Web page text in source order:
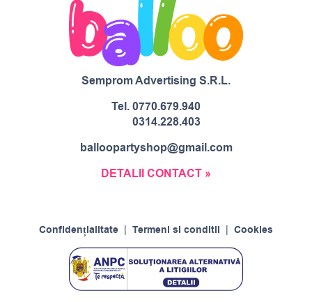
Semprom Advertising S.R.L.
Tel.0770.679.940
0314.228.403
balloopartyshop@gmail.com
DETALII CONTACT »
Confidențialitate Termeni si conditii Cookies